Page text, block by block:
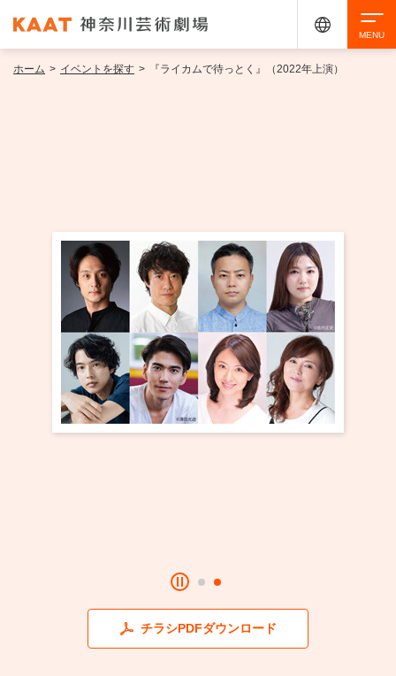
イベントを探す
・ イベント一覧
・ イベントカレンダー
ご来場案内
・ 館内サービス・アクセシビリティ
・ フロアマップ
施設を借りる
KAATについて
・ フロアマップ
・ レストラン/カフェ
ホーム > イベントを探す > 『ライカムで待っとく』（2022年上演）
チラシPDFダウンロード